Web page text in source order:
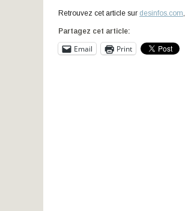
Retrouvez cet article sur desinfos.com,
Partagez cet article:
Email Print